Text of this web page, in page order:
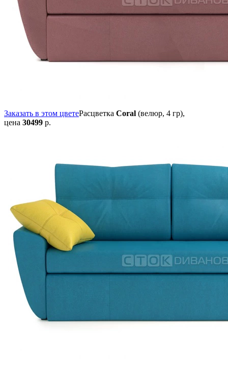
Заказать в этом цветеРасцветка Coral (велюр, 4 гр),
цена 30499 р.